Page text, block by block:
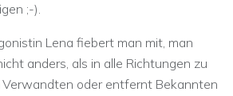
;-).
Lena fiebert man mit, man
anders, als in alle Richtungen zu
oder entfernt Bekannten